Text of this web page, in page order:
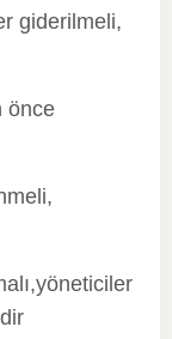
giderilmeli,
önce